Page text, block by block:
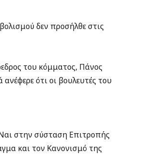
δεν προσήλθε στις
του κόμματος, Πάνος
ότι οι βουλευτές του
στην σύσταση Επιτροπής
και τον Κανονισμό της